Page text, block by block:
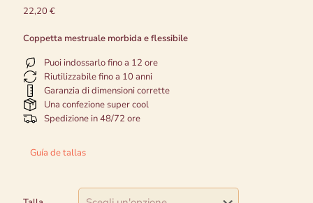
22,20 €
Coppetta mestruale morbida e flessibile
Puoi indossarlo fino a 12 ore
Riutilizzabile fino a 10 anni
Garanzia di dimensioni corrette
Una confezione super cool
Spedizione in 48/72 ore
Guía de tallas